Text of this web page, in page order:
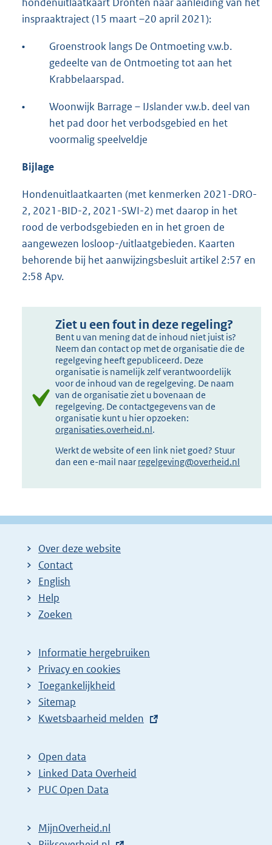
hondenuitlaatkaart Dronten naar aanleiding van het
inspraaktraject (15 maart –20 april 2021):
•
Groenstrook langs De Ontmoeting v.w.b.
gedeelte van de Ontmoeting tot aan het
Krabbelaarspad.
•
Woonwijk Barrage – IJslander v.w.b. deel van
het pad door het verbodsgebied en het
voormalig speelveldje
Bijlage
Hondenuitlaatkaarten (met kenmerken 2021-DRO-
2, 2021-BID-2, 2021-SWI-2) met daarop in het
rood de verbodsgebieden en in het groen de
aangewezen losloop-/uitlaatgebieden. Kaarten
behorende bij het aanwijzingsbesluit artikel 2:57 en
2:58 Apv.
Ziet u een fout in deze regeling?
Bent u van mening dat de inhoud niet juist is?
Neem dan contact op met de organisatie die de
regelgeving heeft gepubliceerd. Deze
organisatie is namelijk zelf verantwoordelijk
voor de inhoud van de regelgeving. De naam
van de organisatie ziet u bovenaan de
regelgeving. De contactgegevens van de
organisatie kunt u hier opzoeken:
organisaties.overheid.nl.
Werkt de website of een link niet goed? Stuur
dan een e-mail naar regelgeving@overheid.nl
Over deze website
Contact
English
Help
Zoeken
Informatie hergebruiken
Privacy en cookies
Toegankelijkheid
Sitemap
E
t
e
r
l
Kwetsbaarheid melden
Open data
Linked Data Overheid
PUC Open Data
MijnOverheid.nl